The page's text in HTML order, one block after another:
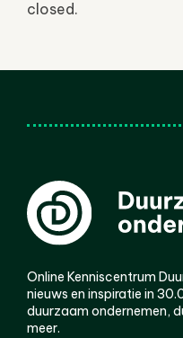
closed.
Online Kenniscentrum
nieuws en inspiratie in
duurzaam ondernemen,
meer.